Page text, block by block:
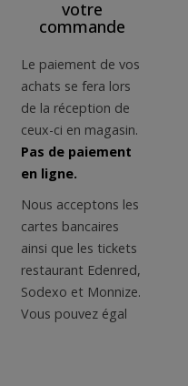
votre
commande
Le paiement de vos
achats se fera lors
de la réception de
ceux-ci en magasin.
Pas de paiement
en ligne.
Nous acceptons les
cartes bancaires
ainsi que les tickets
restaurant Edenred,
Sodexo et Monnize.
Vous pouvez égal